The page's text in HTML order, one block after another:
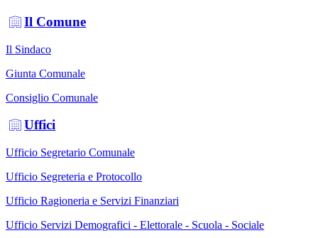
Il Comune
Il Sindaco
Giunta Comunale
Consiglio Comunale
Uffici
Ufficio Segretario Comunale
Ufficio Segreteria e Protocollo
Ufficio Ragioneria e Servizi Finanziari
Ufficio Servizi Demografici - Elettorale - Scuola - Sociale